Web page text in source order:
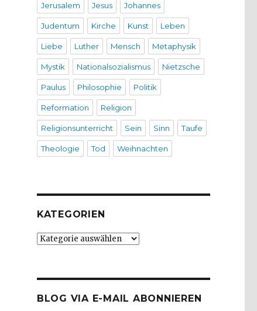
Jerusalem Jesus Johannes
Judentum Kirche Kunst Leben
Liebe Luther Mensch Metaphysik
Mystik Nationalsozialismus Nietzsche
Paulus Philosophie Politik
Reformation Religion
Religionsunterricht Sein Sinn Taufe
Theologie Tod Weihnachten
KATEGORIEN
Kategorien
BLOG VIA E-MAIL ABONNIEREN